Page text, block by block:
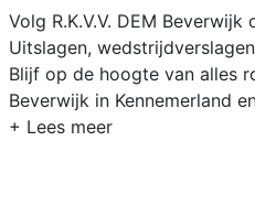
Volg R.K.V.V. DEM Beverwijk
Uitslagen,
Blijf op de hoogte van alles
Beverwijk in Kennemerland